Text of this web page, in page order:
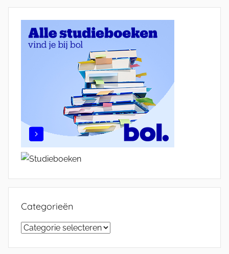
Categorieën
Categorieën